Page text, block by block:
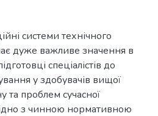
системи технічного
дуже важливе значення в
спеціалістів до
у здобувачів вищої
та проблем сучасної
з чинною нормативною